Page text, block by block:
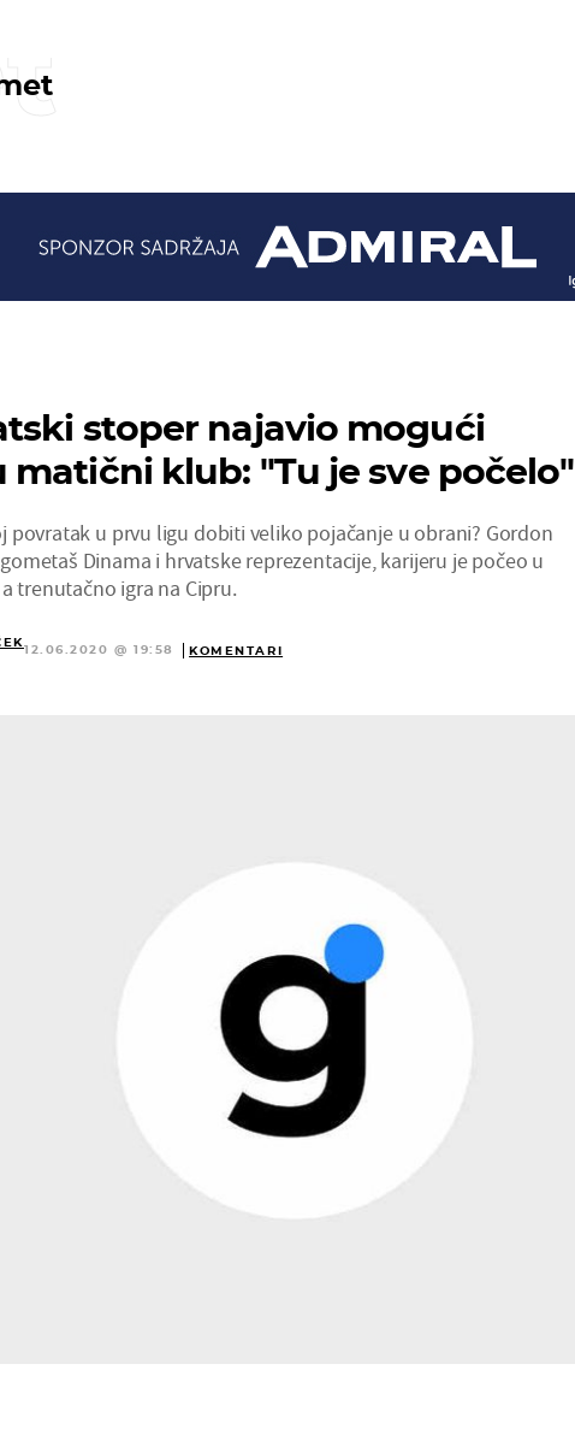
stoper najavio mogući
matični klub: ''Tu je sve počelo''
povratak u prvu ligu dobiti veliko pojačanje u obrani? Gordon
Dinama i hrvatske reprezentacije, karijeru je počeo u
trenutačno igra na Cipru.
12.06.2020 @ 19:58 KOMENTARI